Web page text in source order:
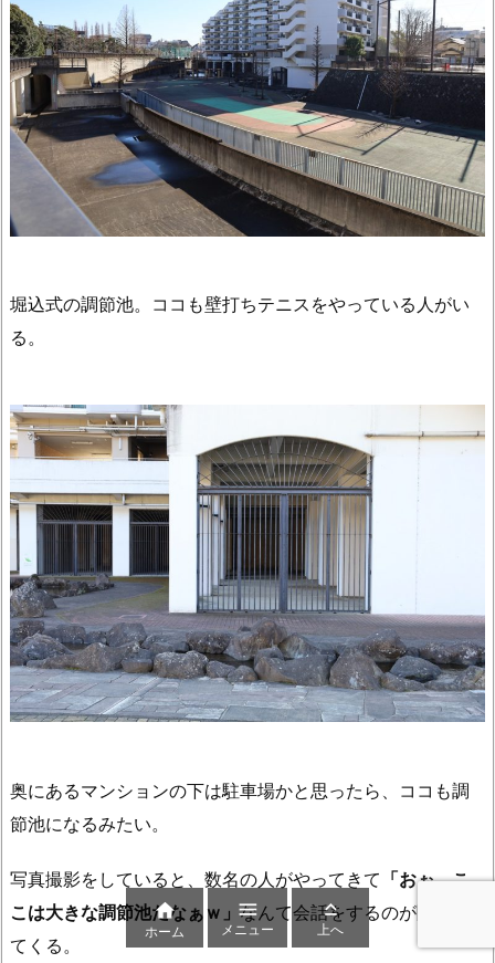
堀込式の調節池。ココも壁打ちテニスをやっている人がい
る。
奥にあるマンションの下は駐車場かと思ったら、ココも調
節池になるみたい。
写真撮影をしていると、数名の人がやってきて 「おぉ、こ
こは大きな調節池だなぁｗ」なんて会話をするのが聞こえ
てくる。

ホーム

メニュー

上へ